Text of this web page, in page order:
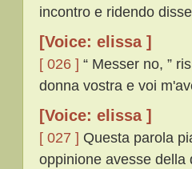
incontro e ridendo
[Voice: elissa ]
[ 026 ] “ Messer no, ”
donna vostra e voi
[Voice: elissa ]
[ 027 ] Questa parola
oppinione avesse della